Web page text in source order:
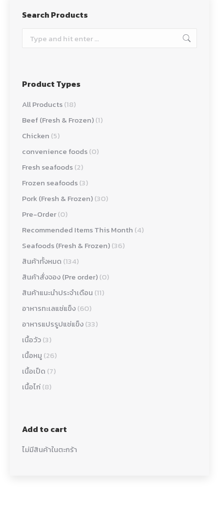
Search Products
Search:
Product Types
All Products(18)
Beef (Fresh & Frozen)(1)
Chicken (5)
convenience foods(0)
Fresh seafoods(2)
Frozen seafoods(3)
Pork (Fresh & Frozen)(30)
Pre-Order(0)
Recommended Items This Month (4)
Seafoods (Fresh & Frozen)(36)
สินค้าทั้งหมด (134)
สินค้าสั่งจอง (Pre order)(0)
สินค้าแนะนำประจำเดือน (11)
อาหารทะเลแช่แข็ง(60)
อาหารแปรรูปแช่แข็ง(33)
เนื้อวัว(3)
เนื้อหมู (26)
เนื้อเป็ด (7)
เนื้อไก่(8)
Add to cart
ไม่มีสินค้าในตะกร้า